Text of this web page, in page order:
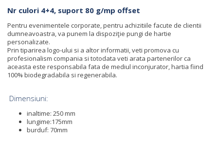
Nr culori 4+4, suport 80 g/mp offset
Pentru evenimentele corporate, pentru achizitiile facute de clientii
dumneavoastra, va punem la dispoziţie pungi de hartie
personalizate.
Prin tiparirea logo-ului si a altor informatii, veti promova cu
profesionalism compania si totodata veti arata partenerilor ca
aceasta este responsabila fata de mediul inconjurator, hartia fiind
100% biodegradabila si regenerabila.
Dimensiuni:
inaltime: 250 mm
lungime:175mm
burduf: 70mm